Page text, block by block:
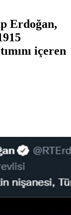
Erdoğan,
içeren